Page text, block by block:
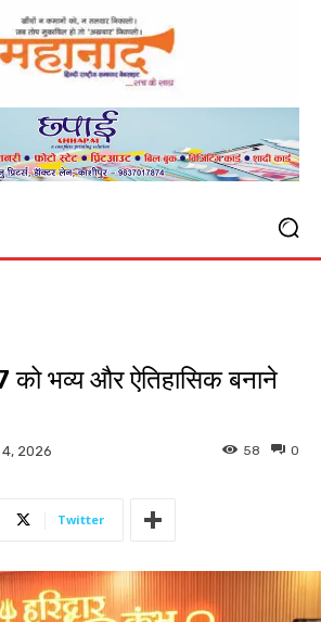
भव्य और ऐतिहासिक बनाने
4, 2026 0
58
Twitter